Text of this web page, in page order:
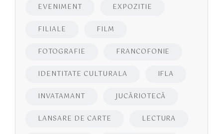
EVENIMENT EXPOZITIE
FILIALE FILM
FOTOGRAFIE FRANCOFONIE
IDENTITATE CULTURALA IFLA
INVATAMANT JUCĂRIOTECĂ
LANSARE DE CARTE LECTURA